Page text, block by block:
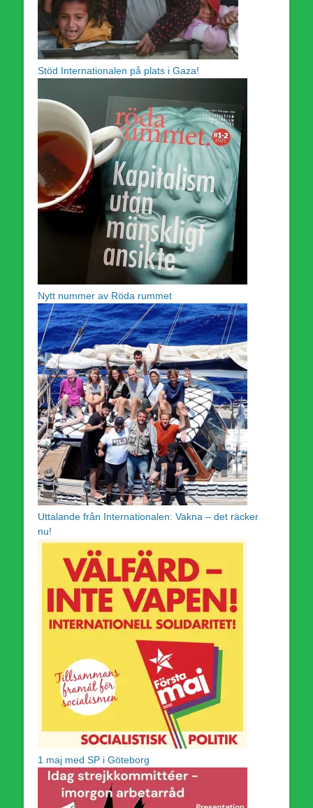
Stöd Internationalen på plats i Gaza!
Nytt nummer av Röda rummet
Uttalande från Internationalen: Vakna – det räcker
nu!
1 maj med SP i Göteborg